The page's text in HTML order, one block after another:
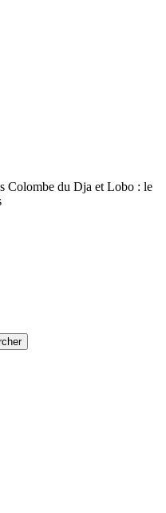
Colombe du Dja et Lobo : le